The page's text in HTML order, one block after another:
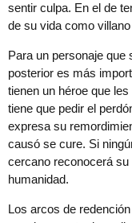
sentir culpa. En el de
de su vida como
Para un personaje que
posterior es más
tienen un héroe que
tiene que pedir el
expresa su
causó se cure. Si
cercano reconocerá
humanidad.
Los arcos de